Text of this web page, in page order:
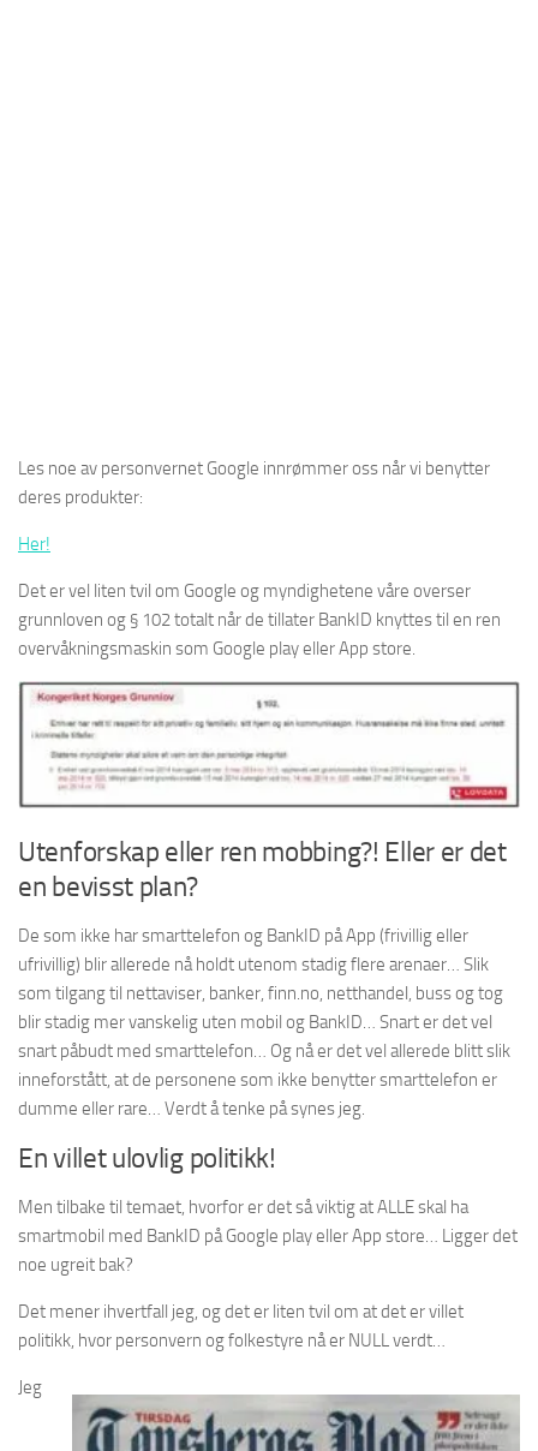
Les noe av personvernet Google innrømmer oss når vi benytter
deres produkter:
Her!
Det er vel liten tvil om Google og myndighetene våre overser
grunnloven og § 102 totalt når de tillater BankID knyttes til en ren
overvåkningsmaskin som Google play eller App store.
Utenforskap eller ren mobbing?! Eller er det
en bevisst plan?
De som ikke har smarttelefon og BankID på App (frivillig eller
ufrivillig) blir allerede nå holdt utenom stadig flere arenaer… Slik
som tilgang til nettaviser, banker, finn.no, netthandel, buss og tog
blir stadig mer vanskelig uten mobil og BankID… Snart er det vel
snart påbudt med smarttelefon… Og nå er det vel allerede blitt slik
inneforstått, at de personene som ikke benytter smarttelefon er
dumme eller rare… Verdt å tenke på synes jeg.
En villet ulovlig politikk!
Men tilbake til temaet, hvorfor er det så viktig at ALLE skal ha
smartmobil med BankID på Google play eller App store… Ligger det
noe ugreit bak?
Det mener ihvertfall jeg, og det er liten tvil om at det er villet
politikk, hvor personvern og folkestyre nå er NULL verdt…
Jeg